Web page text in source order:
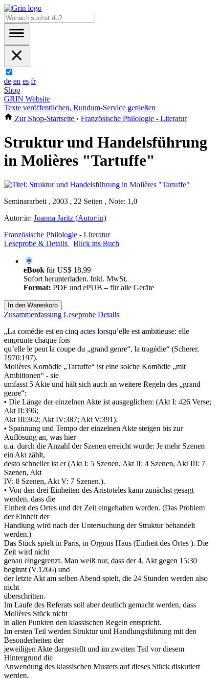
de en es fr
Shop
GRIN Website
Texte veröffentlichen, Rundum-Service genießen
Zur Shop-Startseite › Französische Philologie - Literatur
Struktur und Handelsführung
in Molières "Tartuffe"
Seminararbeit , 2003 , 22 Seiten , Note: 1,0
Autor:in: Joanna Jaritz (Autor:in)
Französische Philologie - Literatur
Leseprobe & Details
Blick ins Buch
eBook fürUS$ 18,99
Sofort herunterladen. Inkl. MwSt.
Format: PDF und ePUB – für alle Geräte
In den Warenkorb
Zusammenfassung Leseprobe Details
„La comédie est en cinq actes lorsqu’elle est ambitieuse: elle
emprunte chaque fois
qu’elle le peut la coupe du „grand genre“, la tragédie“ (Scherer,
1970:197).
Molières Komödie „Tartuffe“ ist eine solche Komödie „mit
Ambitionen“ - sie
umfasst 5 Akte und hält sich auch an weitere Regeln des „grand
genre“:
• Die Länge der einzelnen Akte ist ausgeglichen: (Akt I: 426 Verse;
Akt II:396;
Akt III:362; Akt IV:387; Akt V:391).
• Spannung und Tempo der einzelnen Akte steigen bis zur
Auflösung an, was hier
u.a. durch die Anzahl der Szenen erreicht wurde: Je mehr Szenen
ein Akt zählt,
desto schneller ist er (Akt I: 5 Szenen, Akt II: 4 Szenen, Akt III: 7
Szenen, Akt
IV: 8 Szenen, Akt V: 7 Szenen.).
• Von den drei Einheiten des Aristoteles kann zunächst gesagt
werden, dass die
Einheit des Ortes und der Zeit eingehalten werden. (Das Problem
der Einheit der
Handlung wird nach der Untersuchung der Struktur behandelt
werden.)
Das Stück spielt in Paris, in Orgons Haus (Einheit des Ortes ). Die
Zeit wird nicht
genau eingegrenzt. Man weiß nur, dass der 4. Akt gegen 15:30
beginnt (V.1266) und
der letzte Akt am selben Abend spielt, die 24 Stunden werden also
nicht
überschritten.
Im Laufe des Referats soll aber deutlich gemacht werden, dass
Molières Stück nicht
in allen Punkten den klassischen Regeln entspricht.
Im ersten Teil werden Struktur und Handlungsführung mit den
Besonderheiten der
jeweiligen Akte dargestellt und im zweiten Teil vor diesem
Hintergrund die
Anwendung des klassischen Musters auf dieses Stück diskutiert
werden.